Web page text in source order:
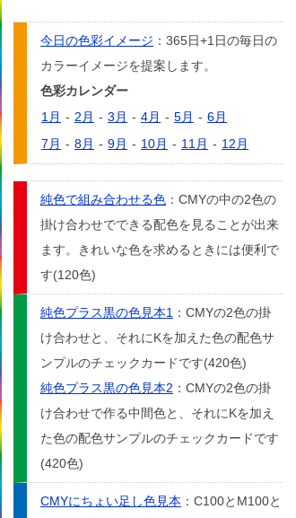
今日の色彩イメージ ：365日+1日の毎日の
カラーイメージを提案します。
色彩カレンダー
1月 - 2月 - 3月 - 4月 - 5月 - 6月
7月 - 8月 - 9月 - 10月 - 11月 - 12月
純色で組み合わせる色 ：CMYの中の2色の
掛け合わせでできる配色を見ることが出来
ます。きれいな色を求めるときには便利で
す(120色)
純色プラス黒の色見本1 ：CMYの2色の掛
け合わせと、それにKを加えた色の配色サ
ンプルのチェックカードです(420色)
純色プラス黒の色見本2 ：CMYの2色の掛
け合わせで作る中間色と、それにKを加え
た色の配色サンプルのチェックカードです
(420色)
CMYにちょい足し色見本 ：C100とM100と